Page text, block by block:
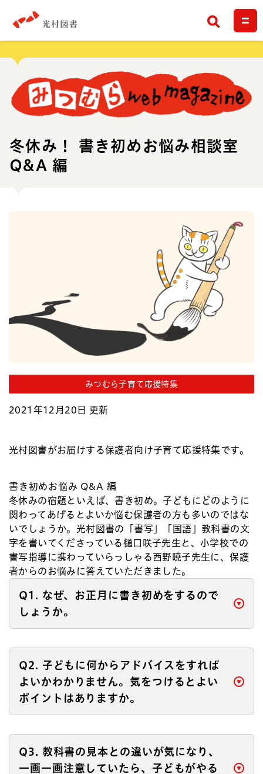
検索
冬休み！ 書き初めお悩み相談室
Q&A 編
みつむら子育て応援特集
2021年12月20日 更新
光村図書がお届けする保護者向け子育て応援特集です。
書き初めお悩み Q&A 編
冬休みの宿題といえば、書き初め。子どもにどのように
関わってあげるとよいか悩む保護者の方も多いのではな
いでしょうか。光村図書の「書写」「国語」教科書の文
字を書いてくださっている樋口咲子先生と、小学校での
書写指導に携わっていらっしゃる西野暁子先生に、保護
者からのお悩みに答えていただきました。
Q1. なぜ、お正月に書き初めをするので
しょうか。
Q2. 子どもに何からアドバイスをすれば
よいかわかりません。気をつけるとよい
ポイントはありますか。
Q3. 教科書の見本との違いが気になり、
一画一画注意していたら、子どもがやる